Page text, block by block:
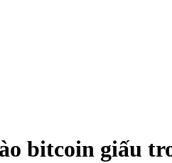
bitcoin giấu